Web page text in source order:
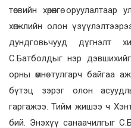
төсвийн хөрөнгө
хөгжлийн олон
дундговьчууд дүгнэлт
С.Батболдыг нэр
орны өмнө тулгарч байгаа
бүтэц зэрэг олон
гаргажээ. Тийм жишээ ч
бий. Энэхүү санаачилгыг